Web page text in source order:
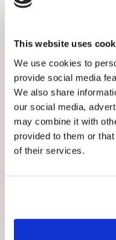
This website uses
We use cookies to
provide social media
We also share
our social media,
may combine it with
provided to them or
of their services.
l'osservazione o i video
Insight
Questa approfondita
dell'uso del brand ha
posizionamento e ha
lo sviluppo di una
l'azienda.
all'agenzia un profilo
brand, una chiara